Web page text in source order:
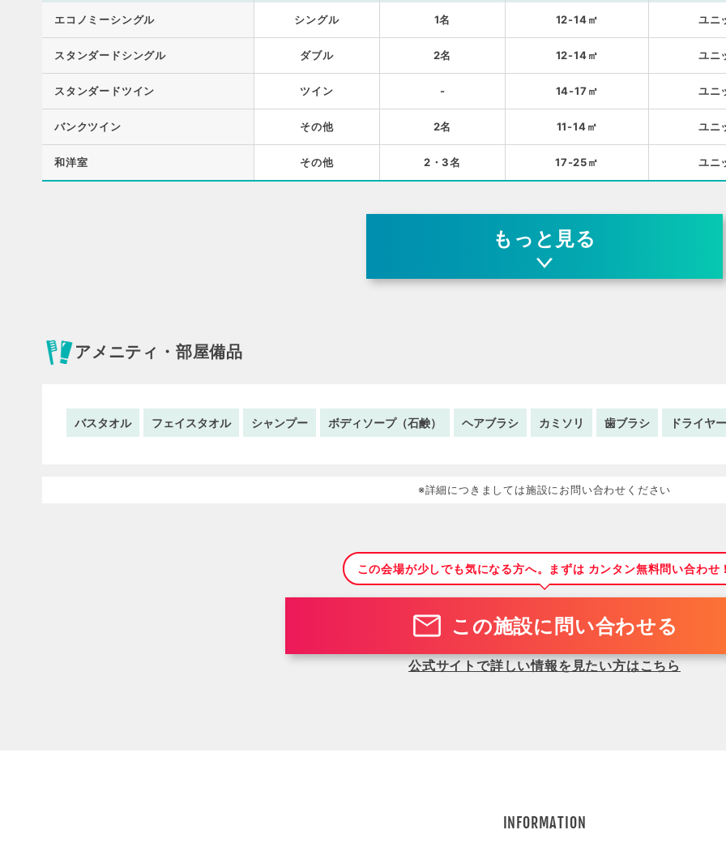
エコノミーシングル シングル 1名 12-14㎡ ユニ
スタンダードシングル ダブル 2名 12-14㎡ ユニ
スタンダードツイン ツイン - 14-17㎡ ユニ
バンクツイン その他 2名 11-14㎡ ユニ
和洋室 その他 2・3名 17-25㎡ ユニ
もっと見る
アメニティ・部屋備品
バスタオル フェイスタオル シャンプー ボディソープ（石鹸） ヘアブラシ カミソリ 歯ブラシ ドライヤー
※詳細につきましては施設にお問い合わせください
この会場が少しでも気になる方へ。まずは カンタン無料問い合わせ
この施設に問い合わせる
公式サイトで詳しい情報を見たい方はこちら
INFORMATION